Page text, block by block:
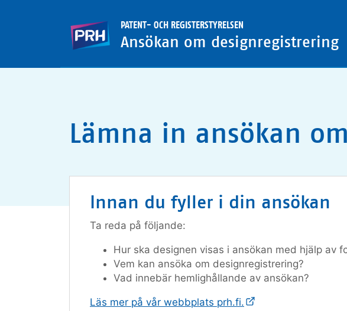
PATENT- OCH REGISTERSTYRELSEN
Ansökan om designregistrering
Lämna in ansökan
Innan du fyller i din ansökan
Ta reda på följande:
Hur ska designen visas i ansökan med hjälp av
Vem kan ansöka om designregistrering?
Vad innebär hemlighållande av ansökan?
Läs mer på vår webbplats prh.fi.